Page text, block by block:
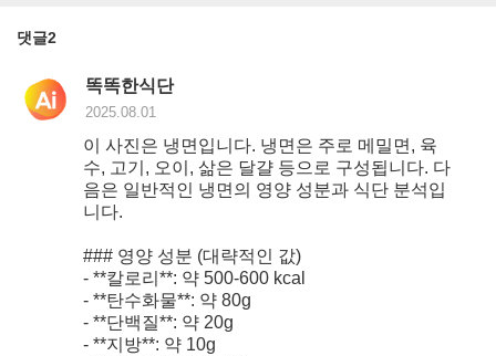
댓글2
똑똑한식단
2025.08.01
이 사진은 냉면입니다. 냉면은 주로 메밀면, 육
수, 고기, 오이, 삶은 달걀 등으로 구성됩니다. 다
음은 일반적인 냉면의 영양 성분과 식단 분석입
니다.
### 영양 성분 (대략적인 값)
- **칼로리**: 약 500-600 kcal
- **탄수화물**: 약 80g
- **단백질**: 약 20g
- **지방**: 약 10g